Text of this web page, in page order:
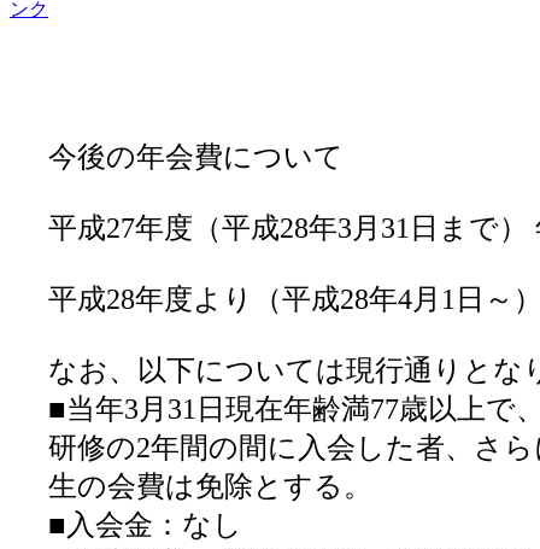
今後の年会費について
平成27年度（平成28年3月31日まで）
平成28年度より（平成28年4月1日～
なお、以下については現行通りとな
■当年3月31日現在年齢満77歳以上で
研修の2年間の間に入会した者、さ
生の会費は免除とする。
■入会金：なし